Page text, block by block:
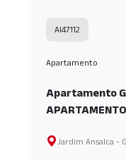
AI47112
Apartamento
Apartamento
Jardim Ansalca -